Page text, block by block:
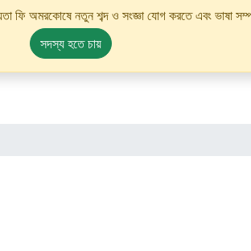
ফি অমরকোষে নতুন শব্দ ও সংজ্ঞা যোগ করতে এবং ভাষা
সদস্য হতে চায়